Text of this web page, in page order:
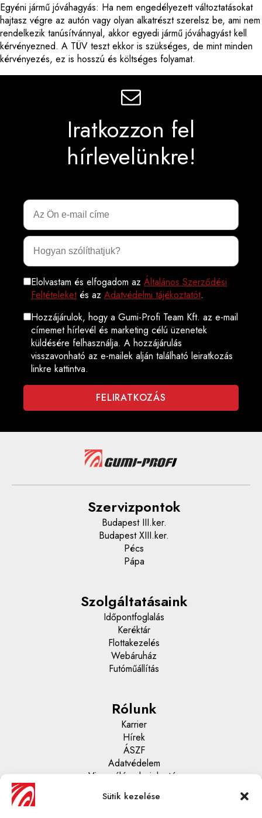
Sütik kezelése
Egyéni jármű jóváhagyás: Ha nem engedélyezett változtatásokat
hajtasz végre az autón vagy olyan alkatrészt szerelsz be, ami nem
rendelkezik tanúsítvánnyal, akkor egyedi jármű jóváhagyást kell
kérvényezned. A TÜV teszt ekkor is szükséges, de mint minden
kérvényezés, ez is hosszú és költséges folyamat.
Iratkozzon fel
hírlevelünkre!
Elolvastam és elfogadom az Általános Szerződési
Feltételeketés az Adatvédelmi tájékoztatót.
Hozzájárulok, hogy a Gumi-Profi Team Kft. az e-mail
címemet hírlevél és marketing célú üzenetek
küldésére felhasználja. A hozzájárulás
visszavonható az e-mailek alján található leiratkozás
linkre kattintva.
Szervizpontok
Budapest III.ker.
Budapest XIII.ker.
Pécs
Pápa
Szolgáltatásaink
Időpontfoglalás
Keréktár
Flottakezelés
Webáruház
Futóműállítás
Rólunk
Karrier
Hírek
ÁSZF
Adatvédelem
Visszaélés - bejelentés